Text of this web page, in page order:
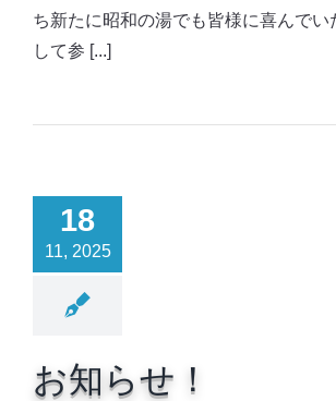
ち新たに昭和の湯でも皆様に喜んでい
して参 [...]
18
11, 2025
お知らせ！